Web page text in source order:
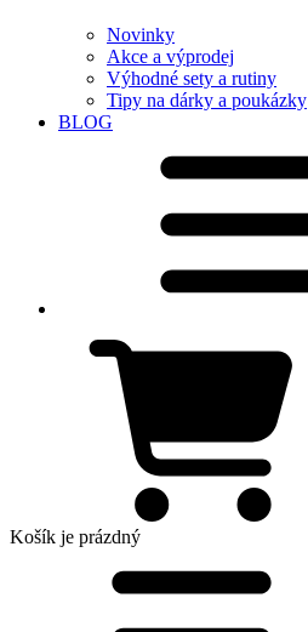
Novinky
Akce a výprodej
Výhodné sety a rutiny
Tipy na dárky a poukázky
BLOG
Košík je prázdný